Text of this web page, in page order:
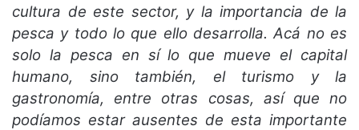
cultura de este sector, y la importancia de la
pesca y todo lo que ello desarrolla. Acá no es
solo la pesca en sí lo que mueve el capital
humano, sino también, el turismo y la
gastronomía, entre otras cosas, así que no
podíamos estar ausentes de esta importante